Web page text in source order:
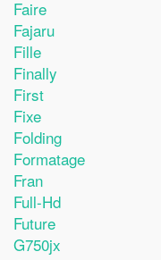
Faire
Fajaru
Fille
Finally
First
Fixe
Folding
Formatage
Fran
Full-Hd
Future
G750jx